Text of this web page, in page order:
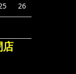
26
店